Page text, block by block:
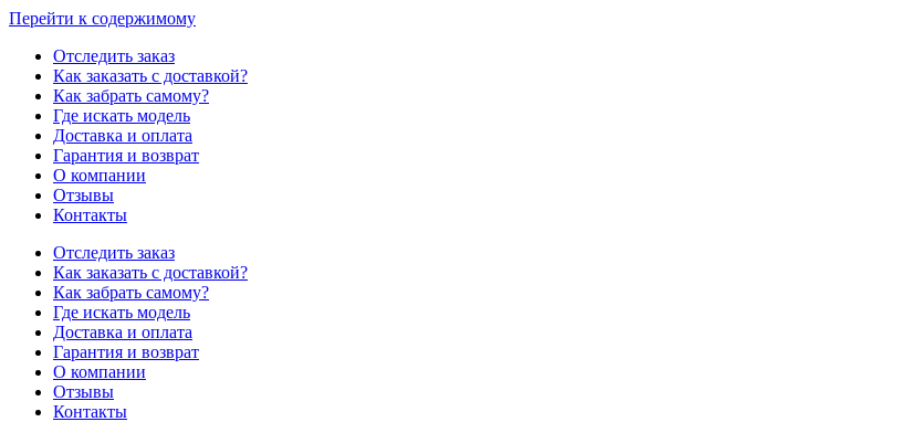
Перейти к содержимому
Отследить заказ
Как заказать с доставкой?
Как забрать самому?
Где искать модель
Доставка и оплата
Гарантия и возврат
О компании
Отзывы
Контакты
Отследить заказ
Как заказать с доставкой?
Как забрать самому?
Где искать модель
Доставка и оплата
Гарантия и возврат
О компании
Отзывы
Контакты